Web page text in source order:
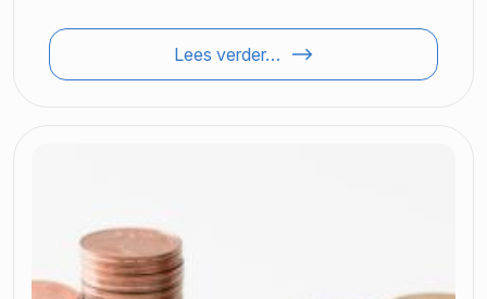
Lees verder…